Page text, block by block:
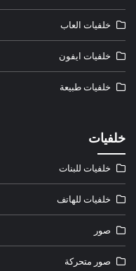
خلفيات العاب
خلفيات ايفون
خلفيات طبيعة
خلفيات
خلفيات للبنات
خلفيات للهاتف
صور
صور متحركة